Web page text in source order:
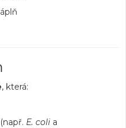
, která:
E. coli a